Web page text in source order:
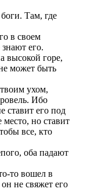
Там, где
в своем
его.
высокой горе,
может быть
ухом,
Ибо
ставит его под
место, но ставит
все, кто
оба падают
то вошел в
не свяжет его